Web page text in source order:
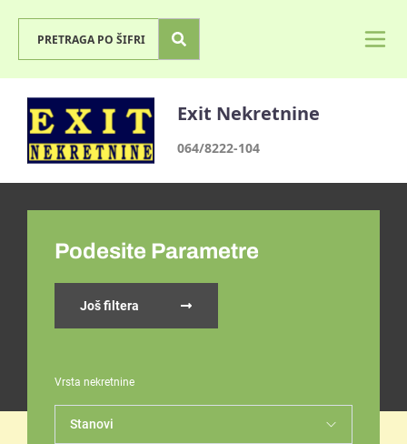
Exit Nekretnine
064/8222-104
Podesite Parametre
Još filtera
Vrsta nekretnine